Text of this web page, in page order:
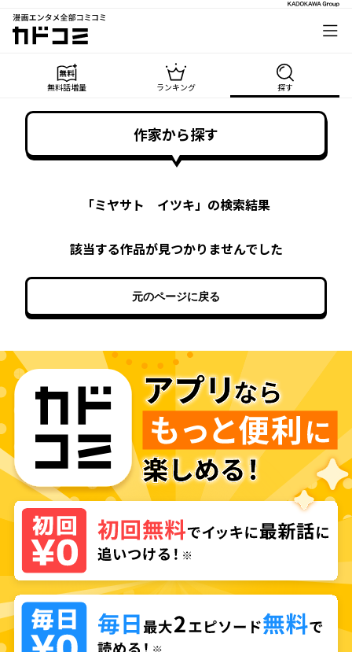
漫画エンタメ全部コミコミ
カドコミ
無料話増量 ランキング 探す
作家から探す
「ミヤサト イツキ」の検索結果
該当する作品が見つかりませんでした
元のページに戻る